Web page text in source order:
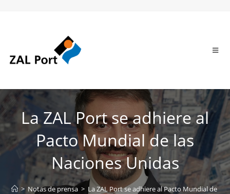
La ZAL Port se adhiere al
Pacto Mundial de las
Naciones Unidas
> Notas de prensa > La ZAL Port se adhiere al Pacto Mundial de las